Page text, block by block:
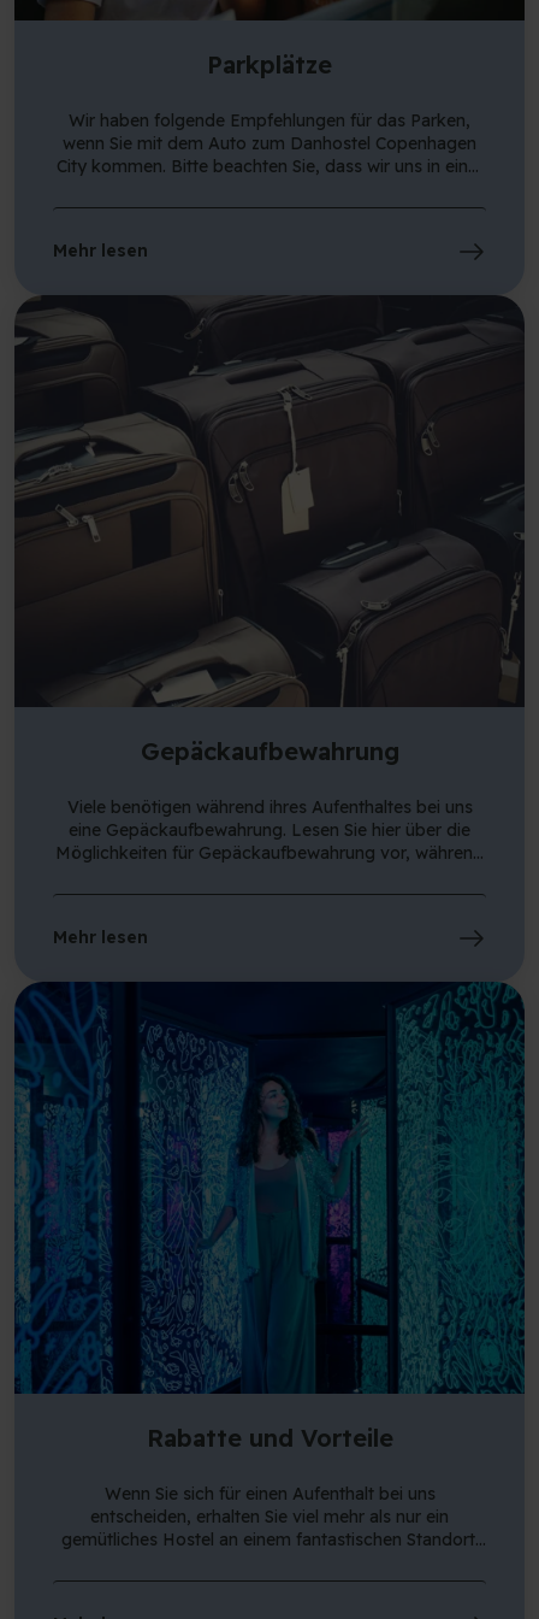
Parkplätze
Wir haben folgende Empfehlungen für das Parken,
wenn Sie mit dem Auto zum Danhostel Copenhagen
City kommen. Bitte beachten Sie, dass wir uns in einer
Anforderungen an Diesel-Personenwagen stellt.
Mehr lesen
Gepäckaufbewahrung
Viele benötigen während ihres Aufenthaltes bei uns
eine Gepäckaufbewahrung. Lesen Sie hier über die
Möglichkeiten für Gepäckaufbewahrung vor, während
Mehr lesen
Rabatte und Vorteile
Wenn Sie sich für einen Aufenthalt bei uns
entscheiden, erhalten Sie viel mehr als nur ein
gemütliches Hostel an einem fantastischen Standort.
exklusiver Vorteile genießen, wie Rabatte im Tivoli und